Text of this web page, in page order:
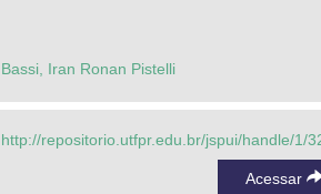
Bassi, Iran Ronan Pistelli
http://repositorio.utfpr.edu.br/jspui/handle/1/
Acessar